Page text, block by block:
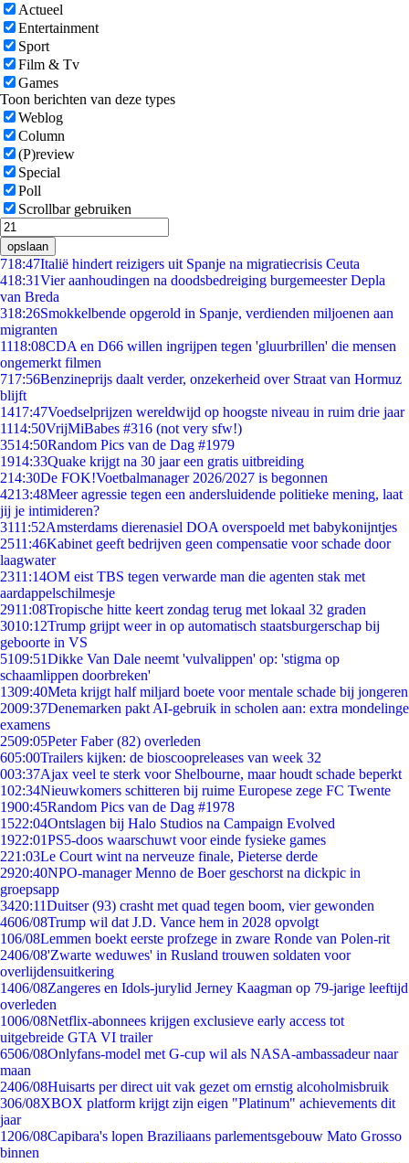
Actueel
Entertainment
Sport
Film & Tv
Games
Toon berichten van deze types
Weblog
Column
(P)review
Special
Poll
Scrollbar gebruiken
opslaan
718:47Italië hindert reizigers uit Spanje na migratiecrisis Ceuta
418:31Vier aanhoudingen na doodsbedreiging burgemeester Depla
van Breda
318:26Smokkelbende opgerold in Spanje, verdienden miljoenen aan
migranten
1118:08CDA en D66 willen ingrijpen tegen 'gluurbrillen' die mensen
ongemerkt filmen
717:56Benzineprijs daalt verder, onzekerheid over Straat van Hormuz
blijft
1417:47Voedselprijzen wereldwijd op hoogste niveau in ruim drie jaar
1114:50VrijMiBabes #316 (not very sfw!)
3514:50Random Pics van de Dag #1979
1914:33Quake krijgt na 30 jaar een gratis uitbreiding
214:30De FOK!Voetbalmanager 2026/2027 is begonnen
4213:48Meer agressie tegen een andersluidende politieke mening, laat
jij je intimideren?
3111:52Amsterdams dierenasiel DOA overspoeld met babykonijntjes
2511:46Kabinet geeft bedrijven geen compensatie voor schade door
laagwater
2311:14OM eist TBS tegen verwarde man die agenten stak met
aardappelschilmesje
2911:08Tropische hitte keert zondag terug met lokaal 32 graden
3010:12Trump grijpt weer in op automatisch staatsburgerschap bij
geboorte in VS
5109:51Dikke Van Dale neemt 'vulvalippen' op: 'stigma op
schaamlippen doorbreken'
1309:40Meta krijgt half miljard boete voor mentale schade bij jongeren
2009:37Denemarken pakt AI-gebruik in scholen aan: extra mondelinge
examens
2509:05Peter Faber (82) overleden
605:00Trailers kijken: de bioscoopreleases van week 32
003:37Ajax veel te sterk voor Shelbourne, maar houdt schade beperkt
102:34Nieuwkomers schitteren bij ruime Europese zege FC Twente
1900:45Random Pics van de Dag #1978
1522:04Ontslagen bij Halo Studios na Campaign Evolved
1922:01PS5-doos waarschuwt voor einde fysieke games
221:03Le Court wint na nerveuze finale, Pieterse derde
2920:40NPO-manager Menno de Boer geschorst na dickpic in
groepsapp
3420:11Duitser (93) crasht met quad tegen boom, vier gewonden
4606/08Trump wil dat J.D. Vance hem in 2028 opvolgt
106/08Lemmen boekt eerste profzege in zware Ronde van Polen-rit
2406/08'Zwarte weduwes' in Rusland trouwen soldaten voor
overlijdensuitkering
1406/08Zangeres en Idols-jurylid Jerney Kaagman op 79-jarige leeftijd
overleden
1006/08Netflix-abonnees krijgen exclusieve early access tot
uitgebreide GTA VI trailer
6506/08Onlyfans-model met G-cup wil als NASA-ambassadeur naar
maan
2406/08Huisarts per direct uit vak gezet om ernstig alcoholmisbruik
306/08XBOX platform krijgt zijn eigen "Platinum" achievements dit
jaar
1206/08Capibara's lopen Braziliaans parlementsgebouw Mato Grosso
binnen